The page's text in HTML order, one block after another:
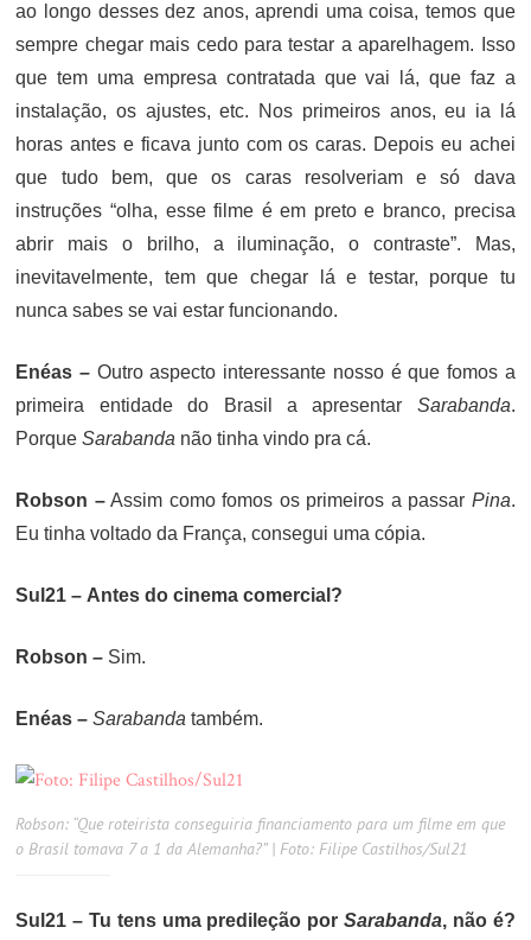
ao longo desses dez anos, aprendi uma coisa, temos que
sempre chegar mais cedo para testar a aparelhagem. Isso
que tem uma empresa contratada que vai lá, que faz a
instalação, os ajustes, etc. Nos primeiros anos, eu ia lá
horas antes e ficava junto com os caras. Depois eu achei
que tudo bem, que os caras resolveriam e só dava
instruções “olha, esse filme é em preto e branco, precisa
abrir mais o brilho, a iluminação, o contraste”. Mas,
inevitavelmente, tem que chegar lá e testar, porque tu
nunca sabes se vai estar funcionando.
Enéas – Outro aspecto interessante nosso é que fomos a
primeira entidade do Brasil a apresentar Sarabanda.
PorqueSarabanda não tinha vindo pra cá.
Robson –Assim como fomos os primeiros a passar Pina.
Eu tinha voltado da França, consegui uma cópia.
Sul21 – Antes do cinema comercial?
Robson – Sim.
Enéas – Sarabanda também.
Robson: “Que roteirista conseguiria financiamento para um filme em que
o Brasil tomava 7 a 1 da Alemanha?” | Foto: Filipe Castilhos/Sul21
Sul21 – Tu tens uma predileção por Sarabanda, não é?